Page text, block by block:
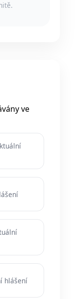
ve
hlášení